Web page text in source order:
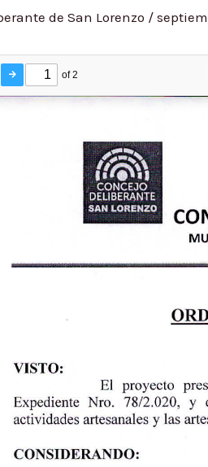
de San Lorenzo /